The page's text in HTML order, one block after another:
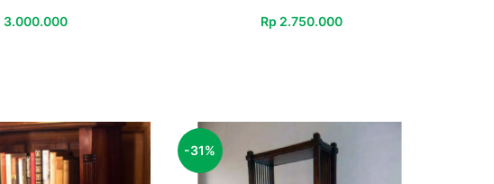
3.000.000 Rp 2.750.000
-31%